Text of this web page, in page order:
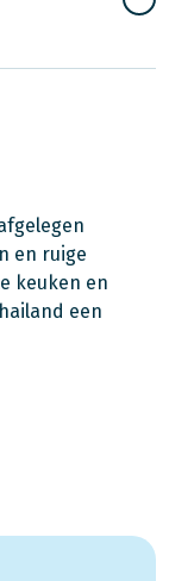
en ruige
keuken en
een